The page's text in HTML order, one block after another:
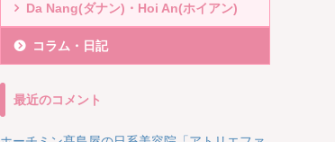
Da Nang(ダナン)・Hoi An(ホイアン)
コラム・日記
最近のコメント